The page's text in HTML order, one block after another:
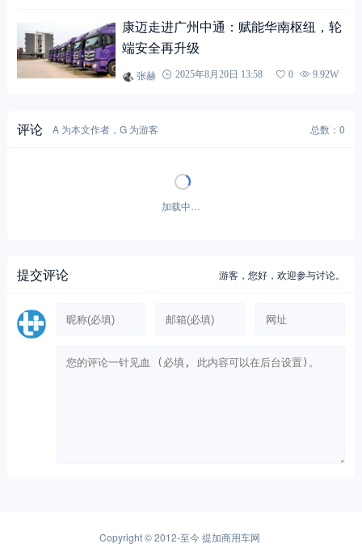
康迈走进广州中通：赋能华南枢纽，轮
端安全再升级
张赫 2025年8月20日 13:58 0 9.92W
评论 A 为本文作者，G 为游客 总数：0
加载中…
提交评论 游客，您好，欢迎参与讨论。
Copyright © 2012-至今提加商用车网